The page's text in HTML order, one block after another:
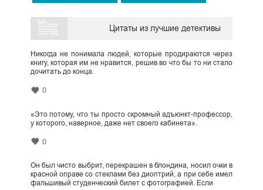
Цитаты из лучшие детективы
Никогда не понимала людей, которые продираются через
книгу, которая им не нравится, решив во что бы то ни стало
дочитать до конца.
0
«Это потому, что ты просто скромный адъюнкт-профессор,
у которого, наверное, даже нет своего кабинета».
0
Он был чисто выбрит, перекрашен в блондина, носил очки в
красной оправе со стеклами без диоптрий, а при себе имел
фальшивый студенческий билет с фотографией. Если